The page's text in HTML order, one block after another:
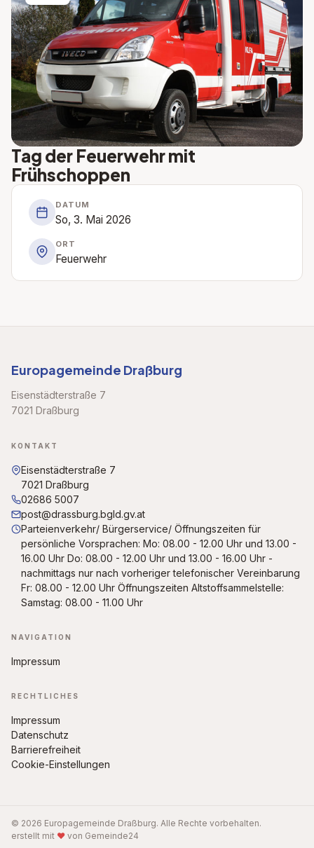
Tag der Feuerwehr mit
Frühschoppen
DATUM
So, 3. Mai 2026
ORT
Feuerwehr
Europagemeinde Draßburg
Eisenstädterstraße 7
7021 Draßburg
KONTAKT
Eisenstädterstraße 7
7021 Draßburg
02686 5007
post@drassburg.bgld.gv.at
Parteienverkehr/ Bürgerservice/ Öffnungszeiten für
persönliche Vorsprachen: Mo: 08.00 - 12.00 Uhr und 13.00 -
16.00 Uhr Do: 08.00 - 12.00 Uhr und 13.00 - 16.00 Uhr -
nachmittags nur nach vorheriger telefonischer Vereinbarung
Fr: 08.00 - 12.00 Uhr Öffnungszeiten Altstoffsammelstelle:
Samstag: 08.00 - 11.00 Uhr
NAVIGATION
Impressum
RECHTLICHES
Impressum
Datenschutz
Barrierefreiheit
Cookie-Einstellungen
© 2026 Europagemeinde Draßburg. Alle Rechte vorbehalten.
erstellt mit ♥ von Gemeinde24